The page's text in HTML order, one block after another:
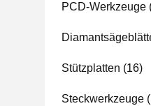
PCD-Werkzeuge
Stützplatten (16)
Steckwerkzeuge